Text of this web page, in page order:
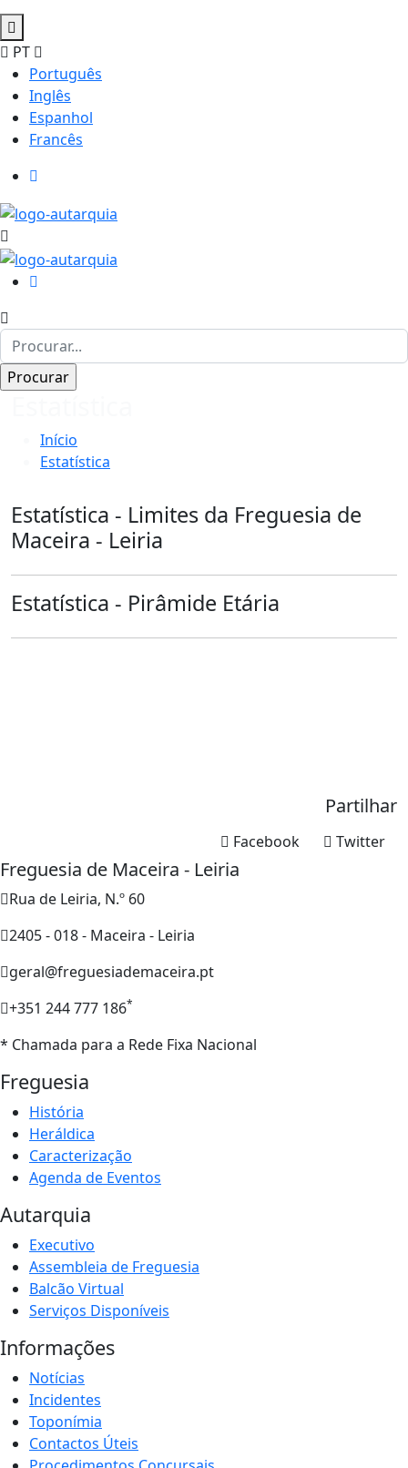
PT
Português
Inglês
Espanhol
Francês
Início
Estatística
Estatística - Limites da Freguesia de
Maceira - Leiria
Estatística - Pirâmide Etária
Partilhar
Twitter
Facebook
Freguesia de Maceira - Leiria
Rua de Leiria, N.º 60
2405 - 018 - Maceira - Leiria
geral@freguesiademaceira.pt
+351 244 777 186*
* Chamada para a Rede Fixa Nacional
Freguesia
História
Heráldica
Caracterização
Agenda de Eventos
Autarquia
Executivo
Assembleia de Freguesia
Balcão Virtual
Serviços Disponíveis
Informações
Notícias
Incidentes
Toponímia
Contactos Úteis